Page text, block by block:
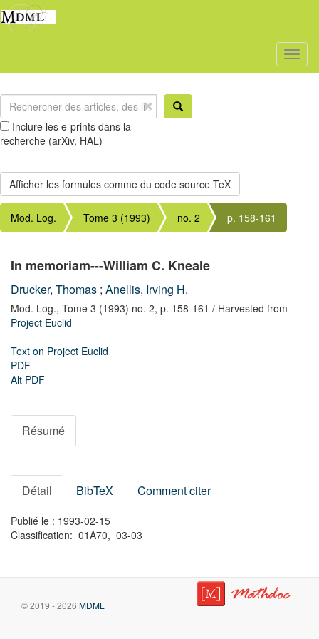
Inclure les e-prints dans la
recherche (arXiv, HAL)
Mod. Log. Tome 3 (1993) no. 2 p. 158-161
In memoriam---William C. Kneale
Drucker, Thomas ; Anellis, Irving H.
Mod. Log., Tome 3 (1993) no. 2, p. 158-161 / Harvested from
Project Euclid
Text on Project Euclid
PDF
Alt PDF
Résumé
Détail BibTeX Comment citer
Publié le : 1993-02-15
Classification: 01A70, 03-03
© 2019 - 2026 MDML